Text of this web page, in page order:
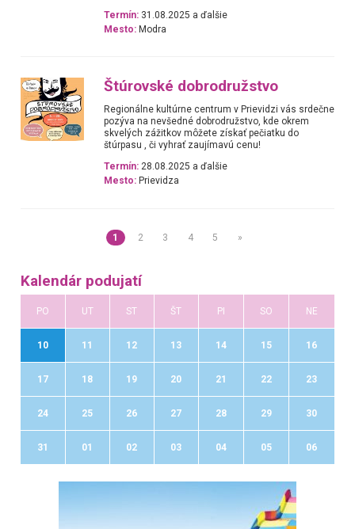
Termín: 31.08.2025 a ďalšie
Mesto: Modra
Štúrovské dobrodružstvo
Regionálne kultúrne centrum v Prievidzi vás srdečne
pozýva na nevšedné dobrodružstvo, kde okrem
skvelých zážitkov môžete získať pečiatku do
štúrpasu , či vyhrať zaujímavú cenu!
Termín: 28.08.2025 a ďalšie
Mesto: Prievidza
1 2 3 4 5 »
Kalendár podujatí
PO UT ST ŠT PI SO NE
10 11 12 13 14 15 16
17 18 19 20 21 22 23
24 25 26 27 28 29 30
31 01 02 03 04 05 06